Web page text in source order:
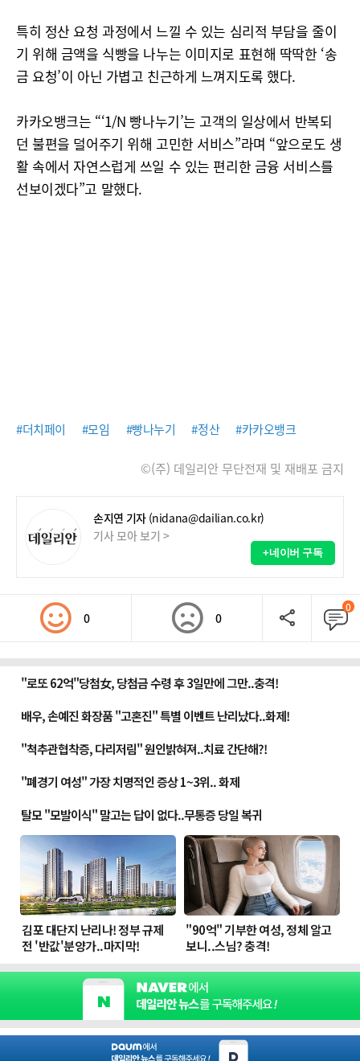
특히 정산 요청 과정에서 느낄 수 있는 심리적 부담을 줄이
기 위해 금액을 식빵을 나누는 이미지로 표현해 딱딱한 ‘송
금 요청’이 아닌 가볍고 친근하게 느껴지도록 했다.
카카오뱅크는 “‘1/N 빵나누기’는 고객의 일상에서 반복되
던 불편을 덜어주기 위해 고민한 서비스”라며 “앞으로도 생
활 속에서 자연스럽게 쓰일 수 있는 편리한 금융 서비스를
선보이겠다”고 말했다.
#더치페이 #모임 #빵나누기 #정산 #카카오뱅크
©(주) 데일리안 무단전재 및 재배포 금지
손지연 기자 (nidana@dailian.co.kr)
기사 모아 보기 >
+네이버 구독
0 0
0